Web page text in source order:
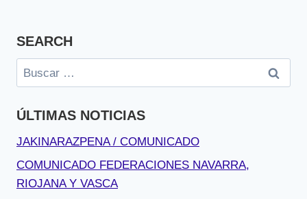
SEARCH
Buscar:
ÚLTIMAS NOTICIAS
JAKINARAZPENA / COMUNICADO
COMUNICADO FEDERACIONES NAVARRA,
RIOJANA Y VASCA